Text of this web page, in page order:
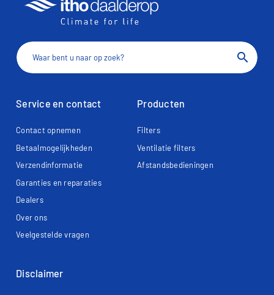
search
Service en contact
Contact opnemen
Betaalmogelijkheden
Verzendinformatie
Garanties en reparaties
Dealers
Over ons
Veelgestelde vragen
Producten
Filters
Ventilatie filters
Afstandsbedieningen
Disclaimer